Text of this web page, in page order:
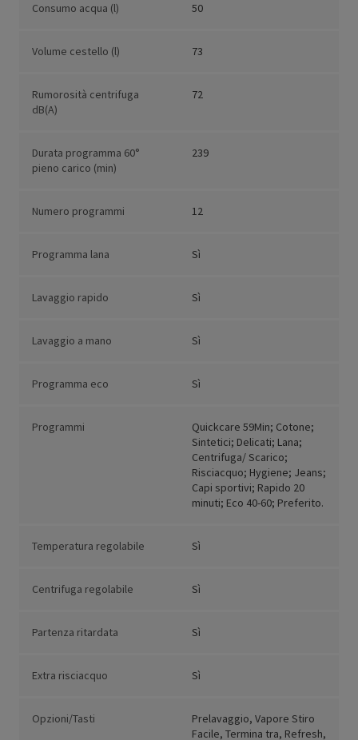
Consumo acqua (l) 50
Volume cestello (l) 73
Rumorosità centrifuga
dB(A)
72
Durata programma 60°
pieno carico (min)
239
Numero programmi 12
Programma lana Sì
Lavaggio rapido Sì
Lavaggio a mano Sì
Programma eco Sì
Programmi
Quickcare 59Min; Cotone;
Sintetici; Delicati; Lana;
Centrifuga/ Scarico;
Risciacquo; Hygiene; Jeans;
Capi sportivi; Rapido 20
minuti; Eco 40-60; Preferito.
Temperatura regolabile Sì
Centrifuga regolabile Sì
Partenza ritardata Sì
Extra risciacquo Sì
Opzioni/Tasti
Prelavaggio, Vapore Stiro
Facile, Termina tra, Refresh,